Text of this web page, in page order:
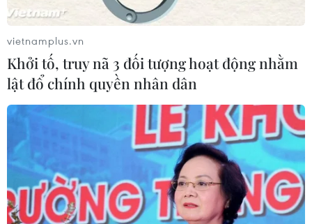
thành một tổng thể
07/08/2026 13:06
Tháo gỡ dứt điểm vướng mắc hiện
hữu dự án Nhà máy điện hạt nhân
Ninh Thuận
07/08/2026 09:27
Masterise Homes đồng hành cùng
khách hàng trên toàn quốc với giải
pháp tài chính ưu việt
vietnamplus.vn
Khởi tố, truy nã 3 đối tượng hoạt động nhằm
lật đổ chính quyền nhân dân